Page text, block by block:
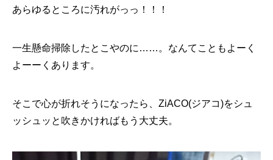
あらゆるところに汚れがっっ！！！
一生懸命掃除したとこやのに……。なんてこともよーく
よーーくあります。
そこで心が折れそうになったら、ZiACO(ジアコ)をシュ
ッシュッと吹きかければもう大丈夫。